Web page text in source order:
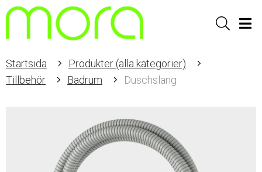
Sök
Startsida
Produkter (alla kategorier)
Tillbehör
Badrum Duschslang